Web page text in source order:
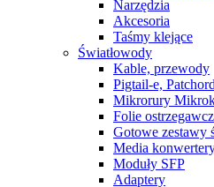
Narzędzia
Akcesoria
Taśmy klejące
Światłowody
Kable, przewody
Pigtail-e,
Mikrorury
Folie
Gotowe zestawy
Media
Moduły SFP
Adaptery